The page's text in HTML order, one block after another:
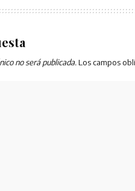
no será publicada. Los campos